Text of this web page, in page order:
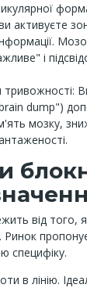
активуєте
і
тривожності:
dump")
мозку,
від того,
пропонує
специфіку.
в лінію.